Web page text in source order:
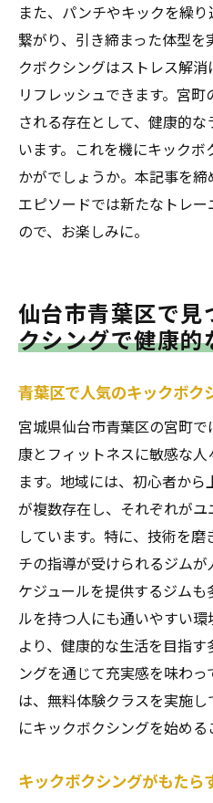
仙台市で続けるキ
ト
快適に続けるため
また、パンチやキックを繰
繋がり、引き締まった体型を
クボクシングはストレス解
リフレッシュできます。宮
される存在として、健康的
います。これを機にキック
かがでしょうか。本記事を
エピソードでは新たなトレ
ので、お楽しみに。
仙台市青葉区で
クシングで健康的
青葉区で人気のキックボク
宮城県仙台市青葉区の宮町
康とフィットネスに敏感な
ます。地域には、初心者か
が複数存在し、それぞれが
しています。特に、技術を
チの指導が受けられるジム
ケジュールを提供するジム
ルを持つ人にも通いやすい
より、健康的な生活を目指
ングを通じて充実感を味わ
は、無料体験クラスを実施
にキックボクシングを始める
キックボクシングがもたら